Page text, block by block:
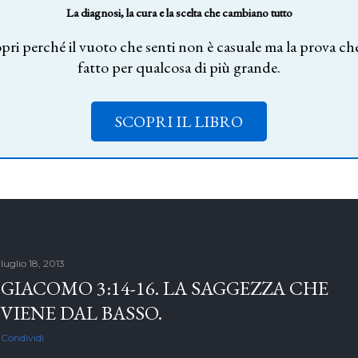
La diagnosi, la cura e la scelta che cambiano tutto
perché il vuoto che senti non è casuale ma la prova
fatto per qualcosa di più grande.
SCOPRI IL LIBRO
luglio 18, 2013
GIACOMO 3:14-16. LA SAGGEZZA CHE
VIENE DAL BASSO.
Condividi